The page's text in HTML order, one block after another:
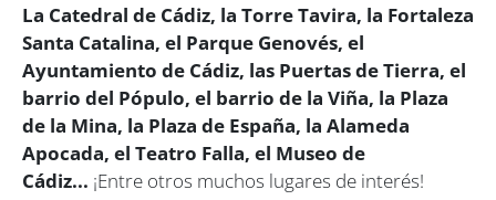
La Catedral de Cádiz, la Torre Tavira, la Fortaleza
Santa Catalina, el Parque Genovés, el
Ayuntamiento de Cádiz, las Puertas de Tierra, el
barrio del Pópulo, el barrio de la Viña, la Plaza
de la Mina, la Plaza de España, la Alameda
Apocada, el Teatro Falla, el Museo de
Cádiz... ¡Entre otros muchos lugares de interés!